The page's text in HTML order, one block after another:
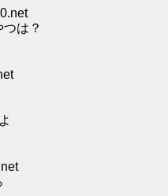
は？